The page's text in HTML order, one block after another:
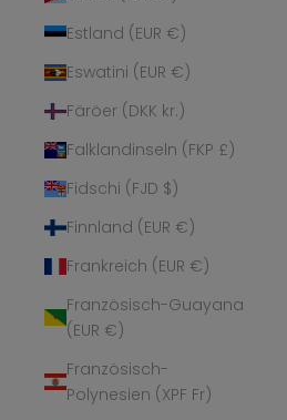
Estland (EUR €)
Eswatini (EUR €)
Färöer (DKK kr.)
Falklandinseln (FKP £)
Fidschi (FJD $)
Finnland (EUR €)
Frankreich (EUR €)
Französisch-Guayana
(EUR €)
Französisch-
Polynesien (XPF Fr)